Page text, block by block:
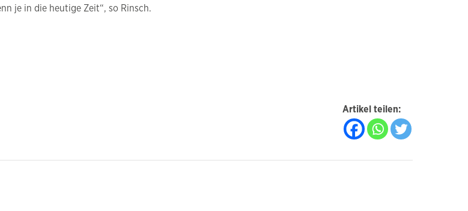
je in die heutige Zeit“, so Rinsch.
Artikel teilen: